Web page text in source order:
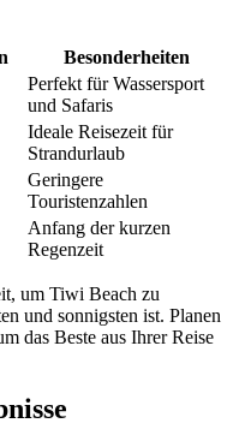
Besonderheiten
Perfekt für Wassersport
und Safaris
Ideale Reisezeit für
Strandurlaub
Geringere
Touristenzahlen
Anfang der kurzen
Regenzeit
um Tiwi Beach zu
und sonnigsten ist. Planen
das Beste aus Ihrer Reise